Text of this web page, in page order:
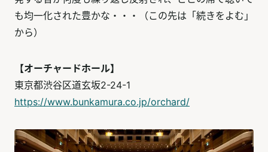
も均一化された豊かな・・・（この先は「続きをよむ」
から）
【オーチャードホール】
東京都渋谷区道玄坂2-24-1
https://www.bunkamura.co.jp/orchard/